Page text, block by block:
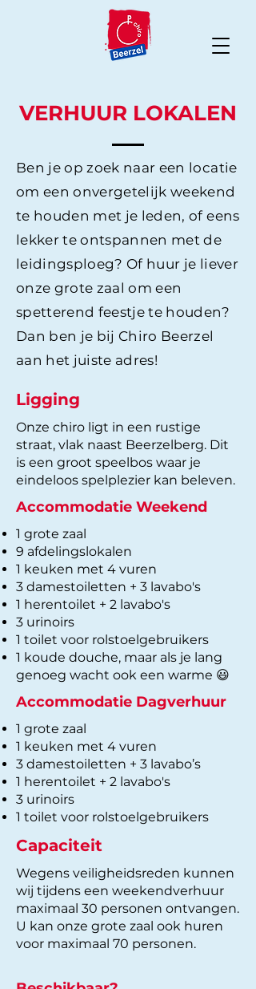
VERHUUR LOKALEN
Ben je op zoek naar een locatie
om een onvergetelijk weekend
te houden met je leden, of eens
lekker te ontspannen met de
leidingsploeg? Of huur je liever
onze grote zaal om een
spetterend feestje te houden?
Dan ben je bij Chiro Beerzel
aan het juiste adres!
Ligging
Onze chiro ligt in een rustige
straat, vlak naast Beerzelberg. Dit
is een groot speelbos waar je
eindeloos spelplezier kan beleven.
Accommodatie Weekend
1 grote zaal
9 afdelingslokalen
1 keuken met 4 vuren
3 damestoiletten + 3 lavabo's
1 herentoilet + 2 lavabo's
3 urinoirs
1 toilet voor rolstoelgebruikers
1 koude douche, maar als je lang
genoeg wacht ook een warme 😃
Accommodatie Dagverhuur
1 grote zaal
1 keuken met 4 vuren
3 damestoiletten + 3 lavabo’s
1 herentoilet + 2 lavabo's
3 urinoirs
1 toilet voor rolstoelgebruikers
Capaciteit
Wegens veiligheidsreden kunnen
wij tijdens een weekendverhuur
maximaal 30 personen ontvangen.
U kan onze grote zaal ook huren
voor maximaal 70 personen.